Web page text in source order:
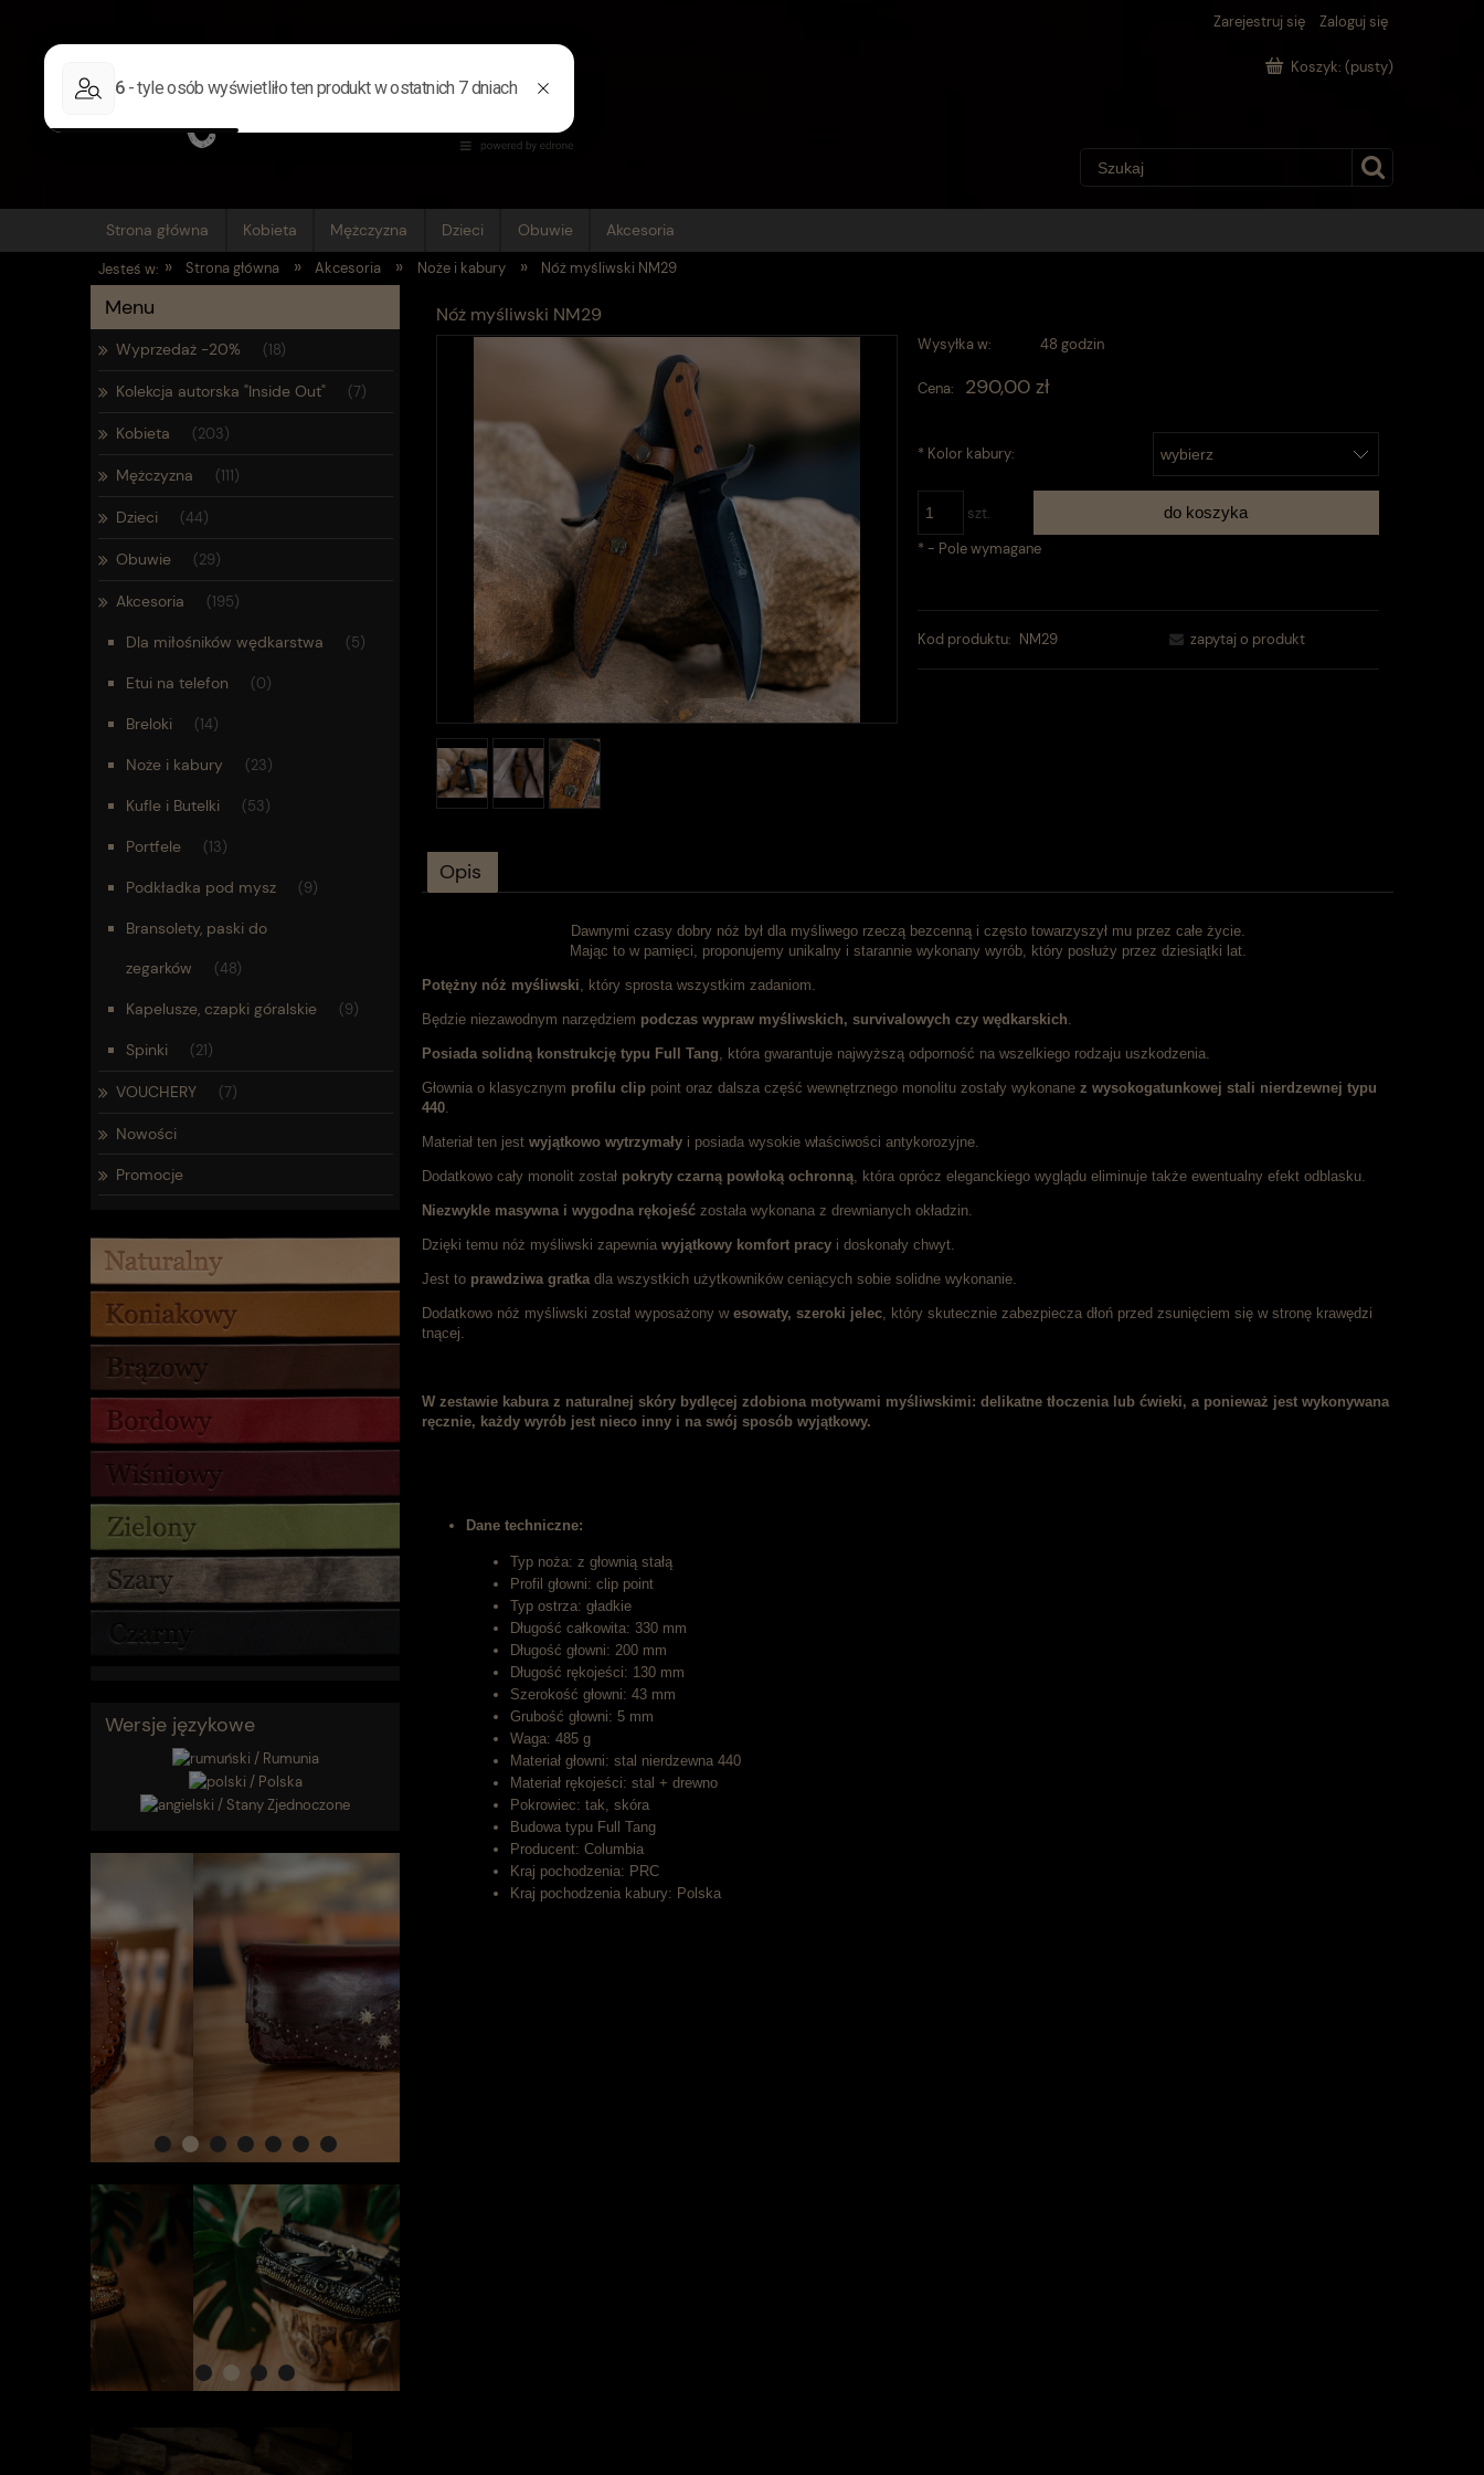
Zarejestruj się Zaloguj się
Koszyk: (pusty)
Strona główna Kobieta Mężczyzna Dzieci Obuwie Akcesoria
Jesteś w: » Strona główna » Akcesoria » Noże i kabury » Nóż myśliwski NM29
Menu
Wyprzedaż -20% (18)
Kolekcja autorska "Inside Out" (7)
Kobieta (203)
Mężczyzna (111)
Dzieci (44)
Obuwie (29)
Akcesoria (195)
Dla miłośników wędkarstwa (5)
Etui na telefon (0)
Breloki (14)
Noże i kabury (23)
Kufle i Butelki (53)
Portfele (13)
Podkładka pod mysz (9)
Bransolety, paski do
zegarków
(48)
Kapelusze, czapki góralskie (9)
Spinki (21)
VOUCHERY (7)
Nowości
Promocje
Wersje językowe
Nóż myśliwski NM29
Wysyłka w: 48 godzin
Cena: 290,00 zł
* Kolor kabury:
szt.
do koszyka
* - Pole wymagane
Kod produktu: NM29 zapytaj o produkt
Opis
Dawnymi czasy dobry nóż był dla myśliwego rzeczą bezcenną i często towarzyszył mu przez całe życie.
Mając to w pamięci, proponujemy unikalny i starannie wykonany wyrób, który posłuży przez dziesiątki lat.
Potężny nóż myśliwski, który sprosta wszystkim zadaniom.
Będzie niezawodnym narzędziem podczas wypraw myśliwskich, survivalowych czy wędkarskich.
Posiada solidną konstrukcję typu Full Tang, która gwarantuje najwyższą odporność na wszelkiego rodzaju uszkodzenia.
Głownia o klasycznym profilu clip point oraz dalsza część wewnętrznego monolitu zostały wykonane z wysokogatunkowej stali nierdzewnej typu
440.
Materiał ten jest wyjątkowo wytrzymały i posiada wysokie właściwości antykorozyjne.
Dodatkowo cały monolit został pokryty czarną powłoką ochronną, która oprócz eleganckiego wyglądu eliminuje także ewentualny efekt odblasku.
Niezwykle masywna i wygodna rękojeść została wykonana z drewnianych okładzin.
Dzięki temu nóż myśliwski zapewnia wyjątkowy komfort pracy i doskonały chwyt.
Jest to prawdziwa gratkadla wszystkich użytkowników ceniących sobie solidne wykonanie.
Dodatkowo nóż myśliwski został wyposażony w esowaty, szeroki jelec, który skutecznie zabezpiecza dłoń przed zsunięciem się w stronę krawędzi
tnącej.
W zestawie kabura z naturalnej skóry bydlęcej zdobiona motywami myśliwskimi: delikatne tłoczenia lub ćwieki, a ponieważ jest wykonywana
ręcznie, każdy wyrób jest nieco inny i na swój sposób wyjątkowy.
Dane techniczne:
Typ noża: z głownią stałą
Profil głowni: clip point
Typ ostrza: gładkie
Długość całkowita: 330 mm
Długość głowni: 200 mm
Długość rękojeści: 130 mm
Szerokość głowni: 43 mm
Grubość głowni: 5 mm
Waga: 485 g
Materiał głowni: stal nierdzewna 440
Materiał rękojeści: stal + drewno
Pokrowiec: tak, skóra
Budowa typu Full Tang
Producent: Columbia
Kraj pochodzenia: PRC
Kraj pochodzenia kabury: Polska